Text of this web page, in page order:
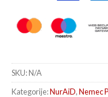
SKU:N/A
Kategorije:NurAiD,Nemec